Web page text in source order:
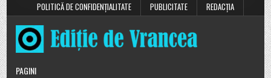
POLITICĂ DE CONFIDENȚIALITATE
PUBLICITATE REDACȚIA
PAGINI